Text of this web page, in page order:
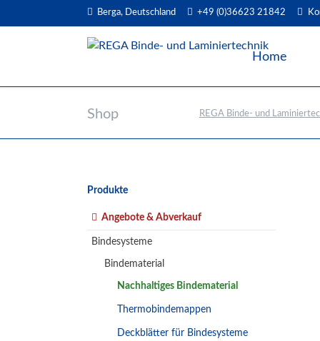
Berga, Deutschland +49 (0)36623 21842
Home
Shop REGA Binde- und
Navigation
Produkte
Angebote & Abverkauf
Bindesysteme
Bindematerial
Nachhaltiges Bindematerial
Thermobindemappen
Deckblätter für Bindesysteme